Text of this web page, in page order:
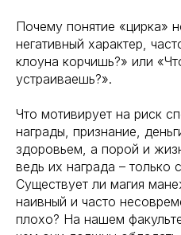
Почему понятие «цирка»
негативный характер,
клоуна корчишь?» или
устраиваешь?».
Что мотивирует на риск
награды, признание,
здоровьем, а порой и
ведь их награда – только
Существует ли магия
наивный и часто
плохо? На нашем